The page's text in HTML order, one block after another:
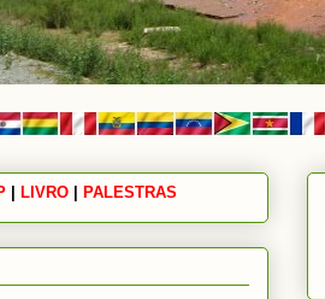
LIVRO PALESTRAS